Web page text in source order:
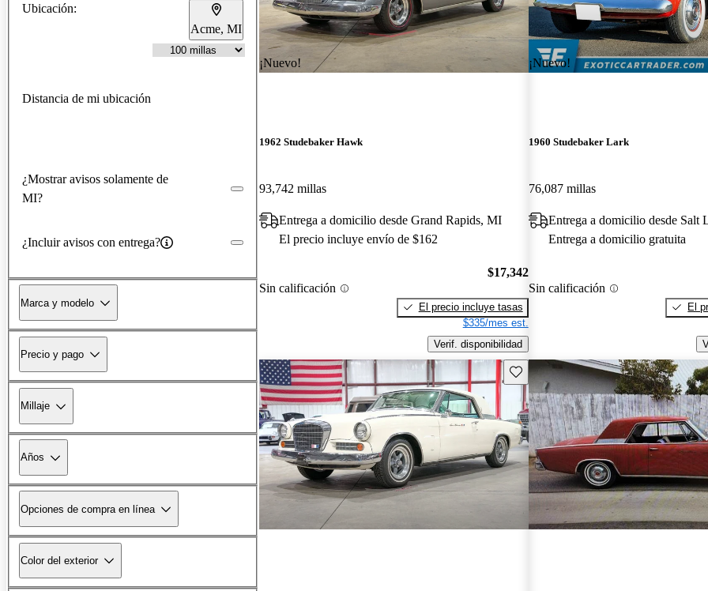
Ubicación:
Acme, MI
Distancia de mi ubicación
¿Mostrar avisos solamente de
MI?
¿Incluir avisos con entrega?
Marca y modelo
Precio y pago
Millaje
Años
Opciones de compra en línea
Color del exterior
¡Nuevo!
1962 Studebaker Hawk
93,742 millas
Entrega a domicilio desde Grand Rapids, MI
El precio incluye envío de $162
Sin calificación
$17,342
El precio incluye tasas
$335/mes est.
Verif. disponibilidad
¡Nuevo!
1960 Studebaker Lark
76,087 millas
Entrega a domicilio desde Salt
Entrega a domicilio gratuita
Sin calificación
El
Guarda este Aviso